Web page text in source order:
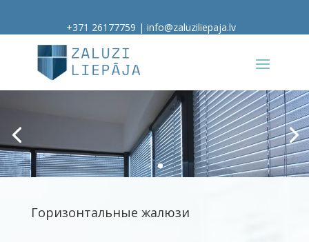
+371 26177759 | info@zaluziliepaja.lv
Горизонтальные жалюзи